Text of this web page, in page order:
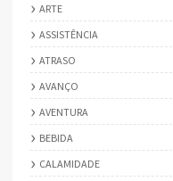
ARTE
ASSISTÊNCIA
ATRASO
AVANÇO
AVENTURA
BEBIDA
CALAMIDADE